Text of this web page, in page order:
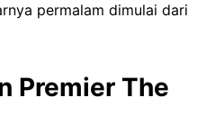
permalam dimulai dari
Premier The